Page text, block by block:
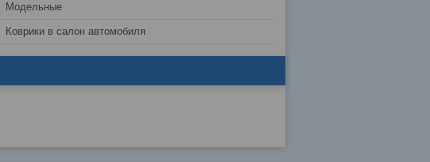
Модельные
Коврики в салон автомобиля